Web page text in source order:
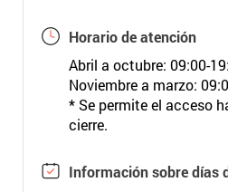
Horario de atención
Abril a octubre: 09:00-
Noviembre a marzo:
* Se permite el acceso
cierre.
Información sobre días